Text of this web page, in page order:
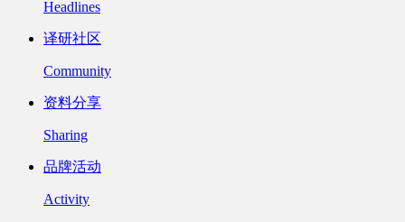
Headlines
译研社区
Community
资料分享
Sharing
品牌活动
Activity